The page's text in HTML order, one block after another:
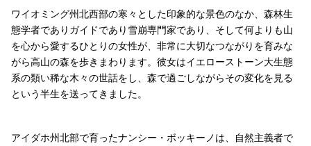
ワイオミング州北西部の寒々とした印象的な景色のなか、森林生
態学者でありガイドであり雪崩専門家であり、そして何よりも山
を心から愛するひとりの女性が、非常に大切なつながりを育みな
がら高山の森を歩きまわります。彼女はイエローストーン大生態
系の類い稀な木々の世話をし、森で過ごしながらその変化を見る
という半生を送ってきました。
アイダホ州北部で育ったナンシー・ボッキーノは、自然主義者で